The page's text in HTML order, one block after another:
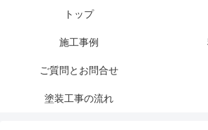
トップ
施工事例
ご質問とお問合せ
塗装工事の流れ